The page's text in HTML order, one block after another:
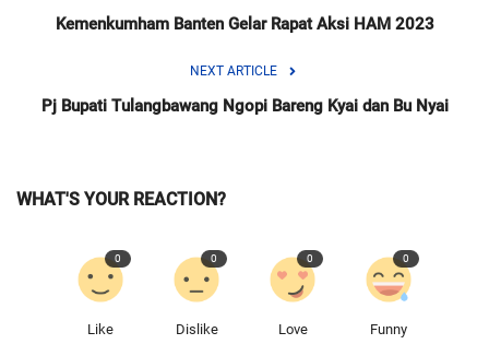
Kemenkumham Banten Gelar Rapat Aksi HAM 2023
NEXT ARTICLE
Pj Bupati Tulangbawang Ngopi Bareng Kyai dan Bu Nyai
WHAT'S YOUR REACTION?
Like
0
Dislike
0
Love
0
Funny
0